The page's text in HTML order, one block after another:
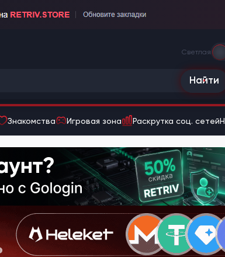
Светлая
Найти
Знакомства Игровая зона Раскрутка соц. сетей